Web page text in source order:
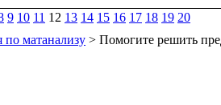
9 10 11 12 13 14 15 16 17 18 19 20
по матанализу > Помогите решить